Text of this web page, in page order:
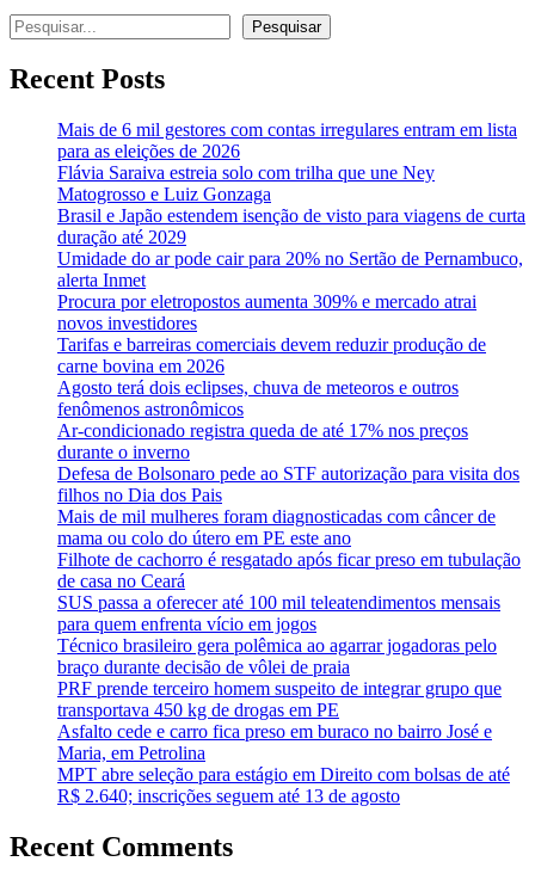
Pesquisar Pesquisar
Recent Posts
Mais de 6 mil gestores com contas irregulares entram em lista
para as eleições de 2026
Flávia Saraiva estreia solo com trilha que une Ney
Matogrosso e Luiz Gonzaga
Brasil e Japão estendem isenção de visto para viagens de curta
duração até 2029
Umidade do ar pode cair para 20% no Sertão de Pernambuco,
alerta Inmet
Procura por eletropostos aumenta 309% e mercado atrai
novos investidores
Tarifas e barreiras comerciais devem reduzir produção de
carne bovina em 2026
Agosto terá dois eclipses, chuva de meteoros e outros
fenômenos astronômicos
Ar-condicionado registra queda de até 17% nos preços
durante o inverno
Defesa de Bolsonaro pede ao STF autorização para visita dos
filhos no Dia dos Pais
Mais de mil mulheres foram diagnosticadas com câncer de
mama ou colo do útero em PE este ano
Filhote de cachorro é resgatado após ficar preso em tubulação
de casa no Ceará
SUS passa a oferecer até 100 mil teleatendimentos mensais
para quem enfrenta vício em jogos
Técnico brasileiro gera polêmica ao agarrar jogadoras pelo
braço durante decisão de vôlei de praia
PRF prende terceiro homem suspeito de integrar grupo que
transportava 450 kg de drogas em PE
Asfalto cede e carro fica preso em buraco no bairro José e
Maria, em Petrolina
MPT abre seleção para estágio em Direito com bolsas de até
R$ 2.640; inscrições seguem até 13 de agosto
Recent Comments